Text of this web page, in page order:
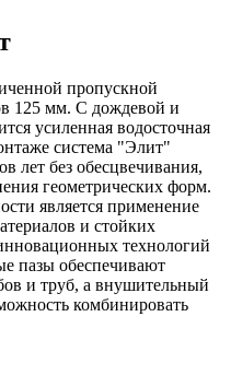
пропускной
125 мм. С дождевой и
усиленная водосточная
система "Элит"
лет без обесцвечивания,
геометрических форм.
является применение
и стойких
технологий
пазы обеспечивают
и труб, а внушительный
комбинировать